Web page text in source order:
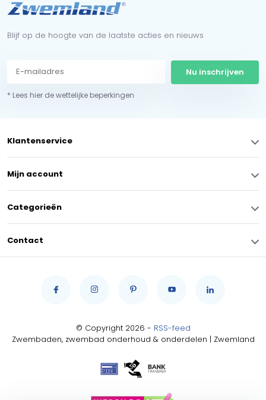
Blijf op de hoogte van de laatste acties en nieuws
Nu inschrijven
* Lees hier de wettelijke beperkingen
Klantenservice
Mijn account
Categorieën
Contact
© Copyright 2026 - RSS-feed
Zwembaden, zwembad onderhoud & onderdelen | Zwemland